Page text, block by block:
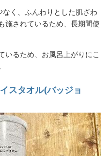
く、ふんわりとした肌ざわ
施されているため、長期間使
いるため、お風呂上がりにこ
スタオル(バッジョ